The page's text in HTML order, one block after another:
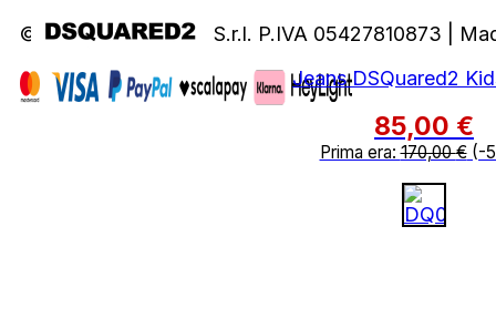
Jeans DSQuared2
85,00 €
Prima era:170,00€(-
© 2026 A&N Luxury S.r.l. P.IVA 05427810873 |